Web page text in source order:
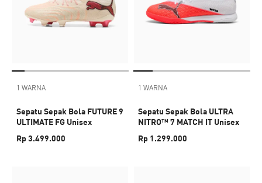
1 WARNA
Sepatu Sepak Bola FUTURE 9
ULTIMATE FG Unisex
Rp 3.499.000
1 WARNA
Sepatu Sepak Bola ULTRA
NITRO™ 7 MATCH IT Unisex
Rp 1.299.000